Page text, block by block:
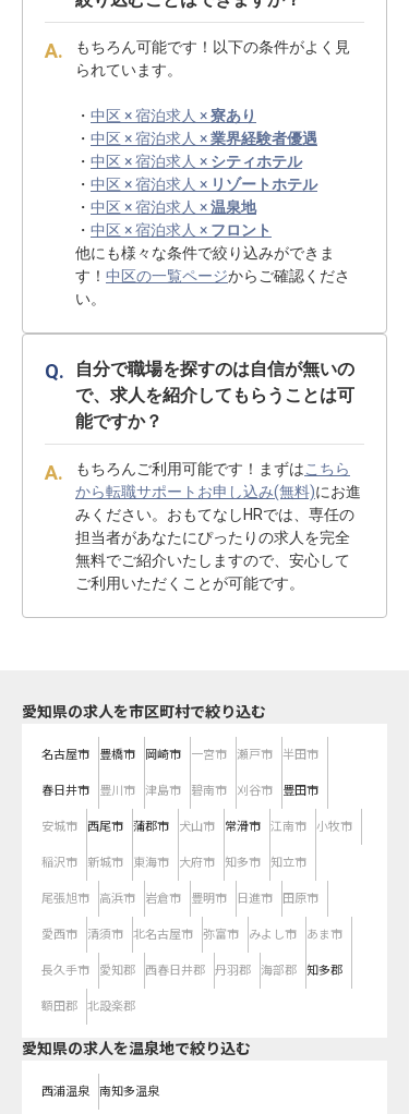
もちろん可能です！以下の条件がよく見
られています。
・ 中区 × 宿泊求人 ×寮あり
・ 中区 × 宿泊求人 ×業界経験者優遇
・ 中区 × 宿泊求人 × シティホテル
・ 中区 × 宿泊求人 × リゾートホテル
・ 中区 × 宿泊求人 ×温泉地
・ 中区 × 宿泊求人 × フロント
他にも様々な条件で絞り込みができま
す！ 中区の一覧ページからご確認くださ
い。
自分で職場を探すのは自信が無いの
で、求人を紹介してもらうことは可
能ですか？
もちろんご利用可能です！まずはこちら
から転職サポートお申し込み(無料)にお進
みください。おもてなしHRでは、専任の
担当者があなたにぴったりの求人を完全
無料でご紹介いたしますので、安心して
ご利用いただくことが可能です。
愛知県の求人を市区町村で絞り込む
名古屋市 豊橋市 岡崎市 一宮市 瀬戸市 半田市
春日井市 豊川市 津島市 碧南市 刈谷市 豊田市
安城市 西尾市 蒲郡市 犬山市 常滑市 江南市 小牧市
稲沢市 新城市 東海市 大府市 知多市 知立市
尾張旭市 高浜市 岩倉市 豊明市 日進市 田原市
愛西市 清須市 北名古屋市 弥富市 みよし市 あま市
長久手市 愛知郡 西春日井郡 丹羽郡 海部郡 知多郡
額田郡 北設楽郡
愛知県の求人を温泉地で絞り込む
西浦温泉 南知多温泉